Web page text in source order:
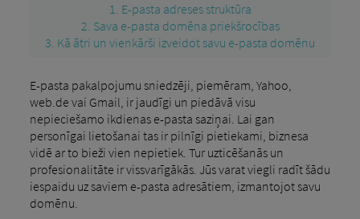
1. E-pasta adreses struktūra
2. Sava e-pasta domēna priekšrocības
3. Kā ātri un vienkārši izveidot savu e-pasta domēnu
E-pasta pakalpojumu sniedzēji, piemēram, Yahoo,
web.de vai Gmail, ir jaudīgi un piedāvā visu
nepieciešamo ikdienas e-pasta saziņai. Lai gan
personīgai lietošanai tas ir pilnīgi pietiekami, biznesa
vidē ar to bieži vien nepietiek. Tur uzticēšanās un
profesionalitāte ir vissvarīgākās. Jūs varat viegli radīt šādu
iespaidu uz saviem e-pasta adresātiem, izmantojot savu
domēnu.